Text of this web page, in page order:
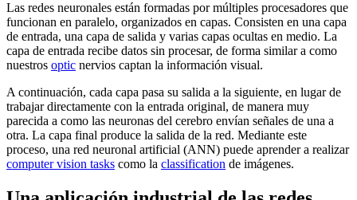
Las redes neuronales están formadas por múltiples procesadores que
funcionan en paralelo, organizados en capas. Consisten en una capa
de entrada, una capa de salida y varias capas ocultas en medio. La
capa de entrada recibe datos sin procesar, de forma similar a como
nuestros optic nervios captan la información visual.
A continuación, cada capa pasa su salida a la siguiente, en lugar de
trabajar directamente con la entrada original, de manera muy
parecida a como las neuronas del cerebro envían señales de una a
otra. La capa final produce la salida de la red. Mediante este
proceso, una red neuronal artificial (ANN) puede aprender a realizar
computer vision tasks como la classification de imágenes.